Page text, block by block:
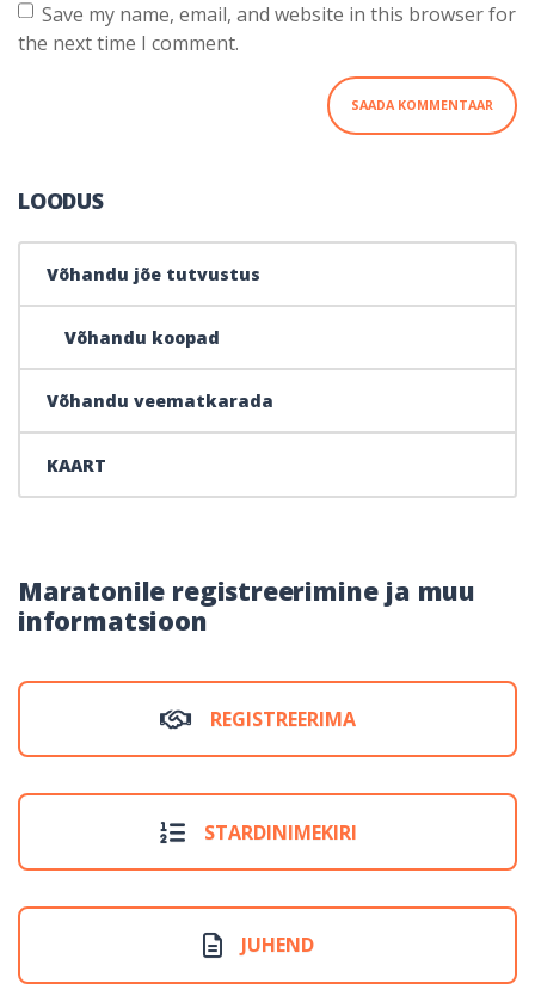
Save my name, email, and website in this browser for
the next time I comment.
LOODUS
Võhandu jõe tutvustus
Võhandu koopad
Võhandu veematkarada
KAART
Maratonile registreerimine ja muu
informatsioon
REGISTREERIMA
STARDINIMEKIRI
JUHEND